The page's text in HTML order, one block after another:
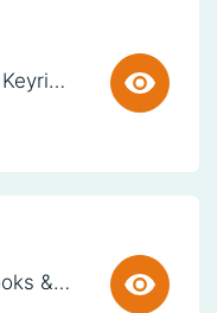
Silver Letter Keyring - S (set van 3)
Bookaroo Books & Stuff Pouch - Botanical